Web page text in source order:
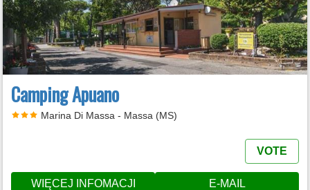
Camping Apuano
Marina Di Massa - Massa (MS)
VOTE
WIĘCEJ INFOMACJI E-MAIL